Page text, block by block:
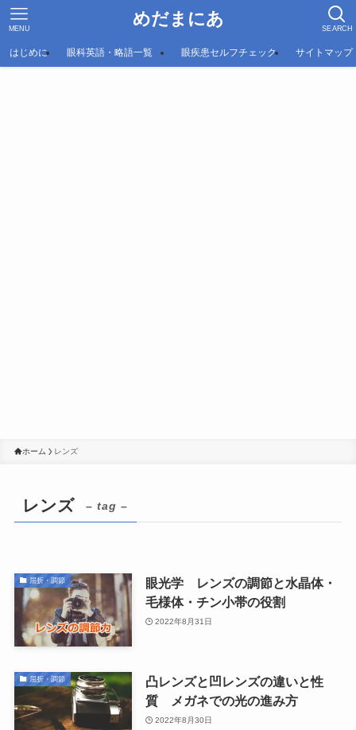
めだまにあ SEARCH
MENU
はじめに 眼科英語・略語一覧 眼疾患セルフチェック サイトマップ
ホーム レンズ
レンズ – tag –
屈折・調節
眼光学 レンズの調節と水晶体・
毛様体・チン小帯の役割
2022年8月31日
屈折・調節
凸レンズと凹レンズの違いと性
質 メガネでの光の進み方
2022年8月30日